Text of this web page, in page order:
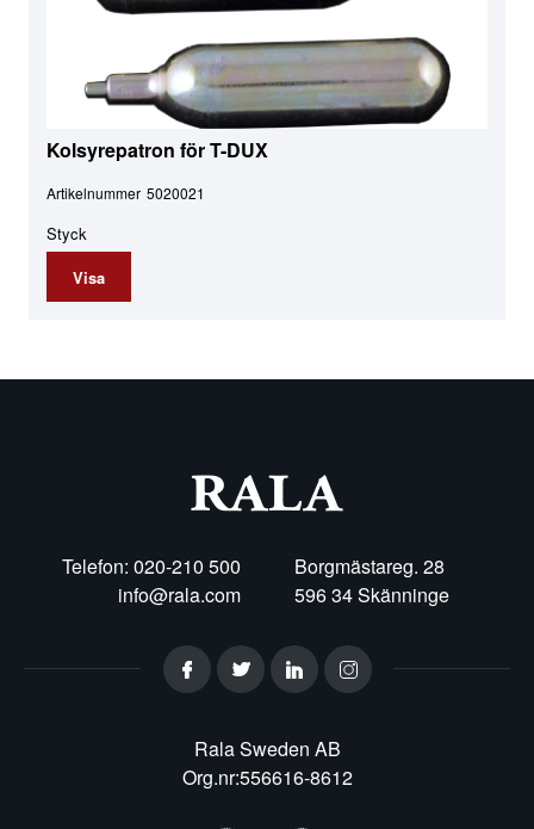
Kolsyrepatron för T-DUX
Artikelnummer 5020021
Styck
Visa
Telefon: 020-210 500
info@rala.com
Borgmästareg. 28
596 34 Skänninge
Rala Sweden AB
Org.nr:556616-8612